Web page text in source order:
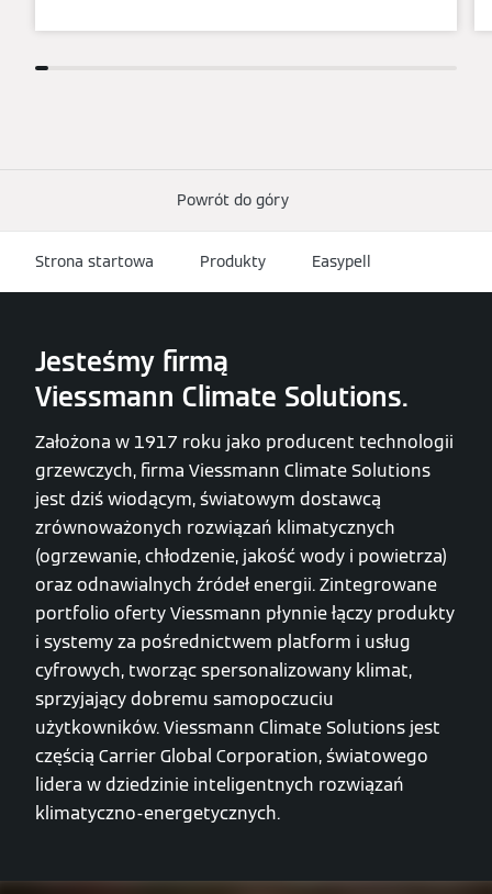
Powrót do góry
Strona startowa Produkty Easypell
Jesteśmy firmą
Viessmann Climate Solutions.
Założona w 1917 roku jako producent technologii
grzewczych, firma Viessmann Climate Solutions
jest dziś wiodącym, światowym dostawcą
zrównoważonych rozwiązań klimatycznych
(ogrzewanie, chłodzenie, jakość wody i powietrza)
oraz odnawialnych źródeł energii. Zintegrowane
portfolio oferty Viessmann płynnie łączy produkty
i systemy za pośrednictwem platform i usług
cyfrowych, tworząc spersonalizowany klimat,
sprzyjający dobremu samopoczuciu
użytkowników. Viessmann Climate Solutions jest
częścią Carrier Global Corporation, światowego
lidera w dziedzinie inteligentnych rozwiązań
klimatyczno-energetycznych.